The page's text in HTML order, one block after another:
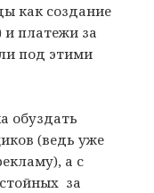
как создание
и платежи за
под этими
обуздать
(ведь уже
а с
за